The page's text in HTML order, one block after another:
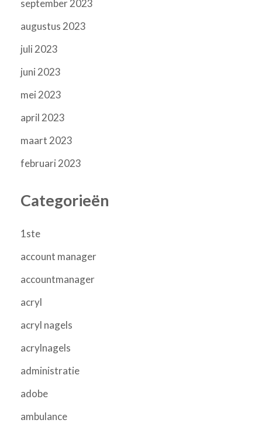
september 2023
augustus 2023
juli 2023
juni 2023
mei 2023
april 2023
maart 2023
februari 2023
Categorieën
1ste
account manager
accountmanager
acryl
acryl nagels
acrylnagels
administratie
adobe
ambulance